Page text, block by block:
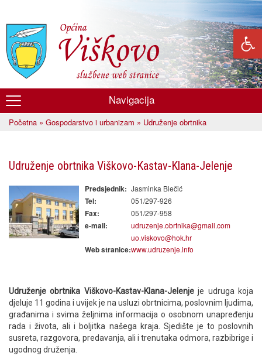
glavni
sadržaj
Općina
Viškovo
Navigacija
Početna » Gospodarstvo i urbanizam » Udruženje obrtnika
Udruženje obrtnika Viškovo-Kastav-Klana-Jelenje
Predsjednik: Jasminka Blečić
Tel:
051/297-926
Fax:
051/297-958
e-mail:
udruzenje.obrtnika@gmail.com
uo.viskovo@hok.hr
Web stranice:www.udruzenje.info
Udruženje obrtnika Viškovo-Kastav-Klana-Jelenjeje udruga koja
djeluje 11 godina i uvijek je na usluzi obrtnicima, poslovnim ljudima,
građanima i svima željnima informacija o osobnom unapređenju
rada i života, ali i boljitka našega kraja. Sjedište je to poslovnih
susreta, razgovora, predavanja, ali i trenutaka odmora, razbibrige i
ugodnog druženja.